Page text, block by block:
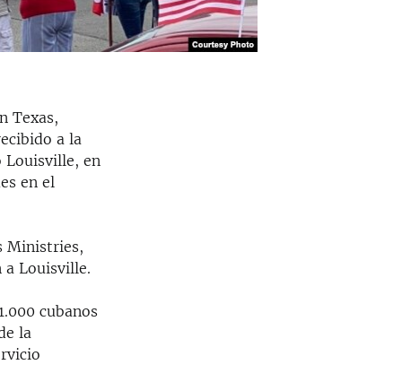
Texas,
a la
Louisville, en
en el
Ministries,
a Louisville.
cubanos
la